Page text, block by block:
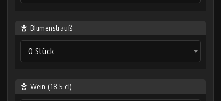
Blumenstrauß
0 Stück
Wein (18,5 cl)